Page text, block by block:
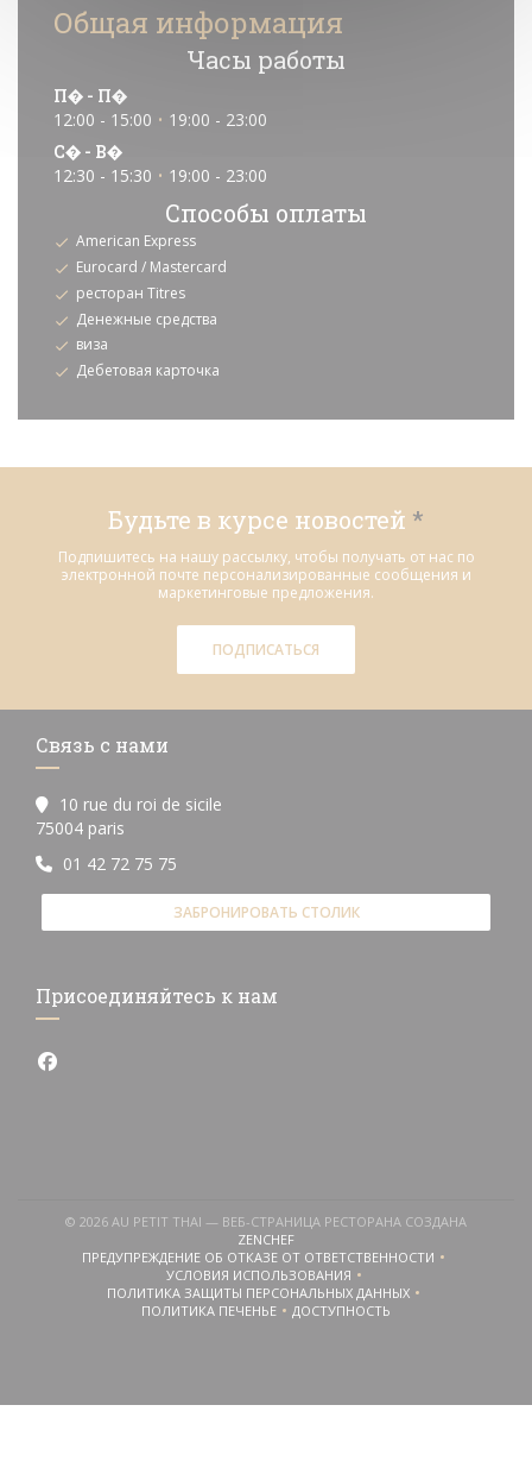
Общая информация
Часы работы
П� - П�
12:00 - 15:00 • 19:00 - 23:00
С� - В�
12:30 - 15:30 • 19:00 - 23:00
Способы оплаты
American Express
Eurocard / Mastercard
ресторан Titres
Денежные средства
виза
Дебетовая карточка
Будьте в курсе новостей *
Подпишитесь на нашу рассылку, чтобы получать от нас по
электронной почте персонализированные сообщения и
маркетинговые предложения.
ПОДПИСАТЬСЯ
Связь с нами
10 rue du roi de sicile
75004 paris
01 42 72 75 75
ЗАБРОНИРОВАТЬ СТОЛИК
Присоединяйтесь к нам
Facebook ((открывается в новом окне))
© 2026 AU PETIT THAI — ВЕБ-СТРАНИЦА РЕСТОРАНА СОЗДАНА
ZENCHEF((ОТКРЫВАЕТСЯ В НОВОМ ОКНЕ))
ПРЕДУПРЕЖДЕНИЕ ОБ ОТКАЗЕ ОТ ОТВЕТСТВЕННОСТИ
((ОТКРЫВАЕТСЯ В НОВОМ ОКНЕ))
УСЛОВИЯ ИСПОЛЬЗОВАНИЯ((ОТКРЫВАЕТСЯ В НОВОМ ОКНЕ))
ПОЛИТИКА ЗАЩИТЫ ПЕРСОНАЛЬНЫХ ДАННЫХ
((ОТКРЫВАЕТСЯ В НОВОМ ОКНЕ))
ПОЛИТИКА ПЕЧЕНЬЕ((ОТКРЫВАЕТСЯ В НОВОМ ОКНЕ))
ДОСТУПНОСТЬ((ОТКРЫВАЕТСЯ В НОВОМ